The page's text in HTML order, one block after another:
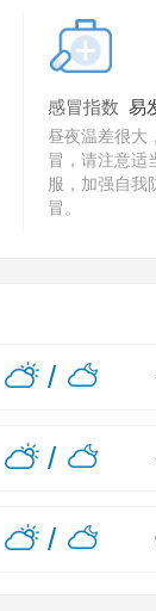
感冒指数 易
昼夜温差很大
冒，请注意适
服，加强自我
冒。
/
/
/